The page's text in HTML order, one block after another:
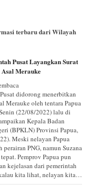
terbaru dari Wilayah
Pusat Layangkan Surat
Merauke
didorong menerbitkan
Merauke oleh tentara Papua
(22/08/2022) lalu di
Kepala Badan
(BPKLN) Provinsi Papua,
Meski nelayan Papua
PNG, namun Suzana
Pemprov Papua pun
kejelasan dari pemerintah
kita lihat, nelayan kita…